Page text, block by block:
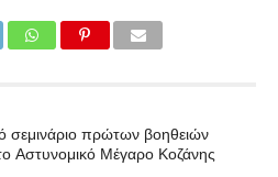
σεμινάριο πρώτων βοηθειών
Αστυνομικό Μέγαρο Κοζάνης